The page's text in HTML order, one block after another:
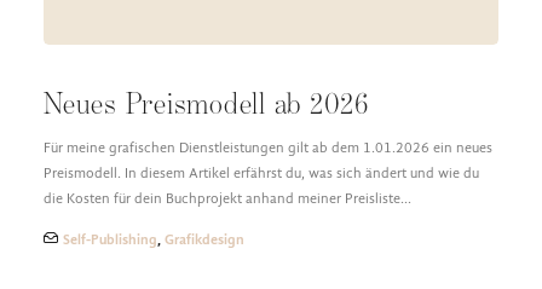
KONTAKT
Neues Preismodell ab 2026
Für meine grafischen Dienstleistungen gilt ab dem 1.01.2026 ein neues
Preismodell. In diesem Artikel erfährst du, was sich ändert und wie du
die Kosten für dein Buchprojekt anhand meiner Preisliste…
Self-Publishing, Grafikdesign